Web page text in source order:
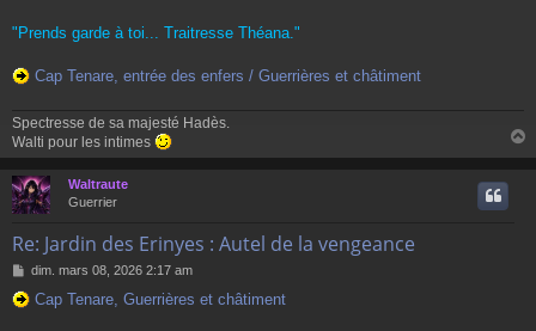
"Prends garde à toi... Traitresse Théana."
Cap Tenare, entrée des enfers / Guerrières et châtiment
Spectresse de sa majesté Hadès.
Walti pour les intimes
a
Waltraute
Guerrier
Re: Jardin des Erinyes : Autel de la vengeance
M
s
dim. mars 08, 2026 2:17 am
Cap Tenare, Guerrières et châtiment